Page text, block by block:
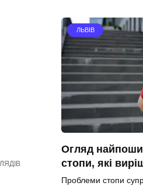
ЛЬВІВ
Огляд
стопи, які
Проблеми стопи